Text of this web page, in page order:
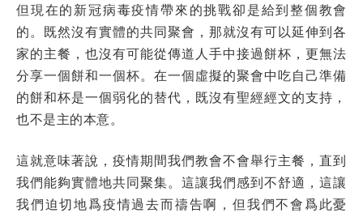
但現在的新冠病毒疫情帶來的挑戰卻是給到整個教會
的。既然沒有實體的共同聚會，那就沒有可以延伸到各
家的主餐，也沒有可能從傳道人手中接過餅杯，更無法
分享一個餅和一個杯。在一個虛擬的聚會中吃自己準備
的餅和杯是一個弱化的替代，既沒有聖經經文的支持，
也不是主的本意。
這就意味著說，疫情期間我們教會不會舉行主餐，直到
我們能夠實體地共同聚集。這讓我們感到不舒適，這讓
我們迫切地爲疫情過去而禱告啊，但我們不會爲此憂